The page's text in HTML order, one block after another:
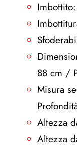
88 cm /
Misura
Altezza
Altezza